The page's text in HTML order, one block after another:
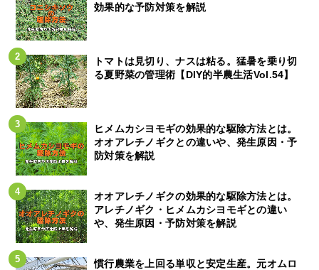
効果的な予防対策を解説
トマトは見切り、ナスは粘る。猛暑を乗り切
る夏野菜の管理術【DIY的半農生活Vol.54】
ヒメムカシヨモギの効果的な駆除方法とは。
オオアレチノギクとの違いや、発生原因・予
防対策を解説
オオアレチノギクの効果的な駆除方法とは。
アレチノギク・ヒメムカシヨモギとの違い
や、発生原因・予防対策を解説
慣行農業を上回る単収と安定生産。元オムロ